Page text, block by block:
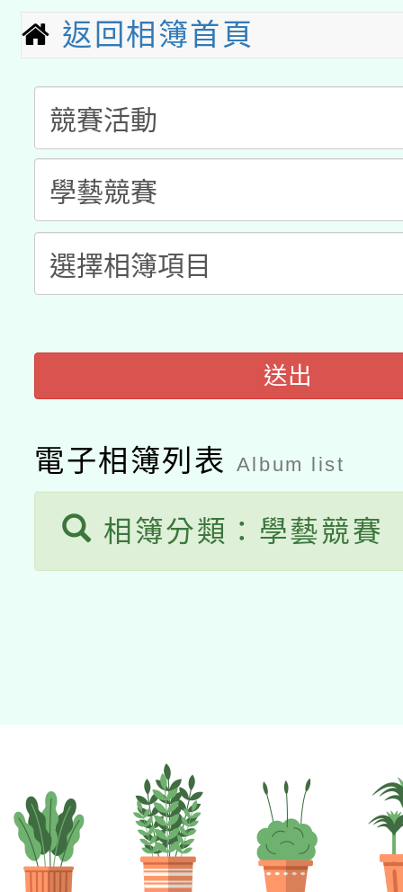
招甄選結果公告(無人
適應運動共學行動站研
本館辦理115年度閱讀
暨閱讀推動專業研習
科技賦能─人工智慧
礎課程
A3數位素養講師名單
「數位內容與教學軟體
pilot」
有關大陸委員會函釋公
薪期間赴陸應申請許可
轉知經濟部水利署委託
用水績優單位及節水達
桃園市孔廟祈福系列
2026年桃園地景藝術
返回相簿首頁
送出
電子相簿列表 Album list
相簿分類：學藝競賽